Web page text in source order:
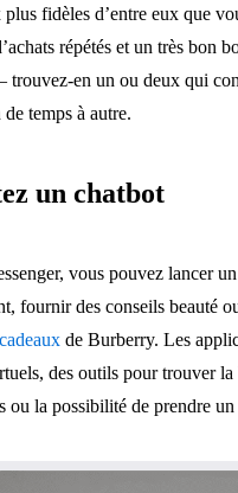
fidèles d’entre eux que
répétés et un très bon
trouvez-en un ou deux qui
temps à autre.
un chatbot
vous pouvez lancer
fournir des conseils beauté
de Burberry. Les
des outils pour trouver
ou la possibilité de prendre